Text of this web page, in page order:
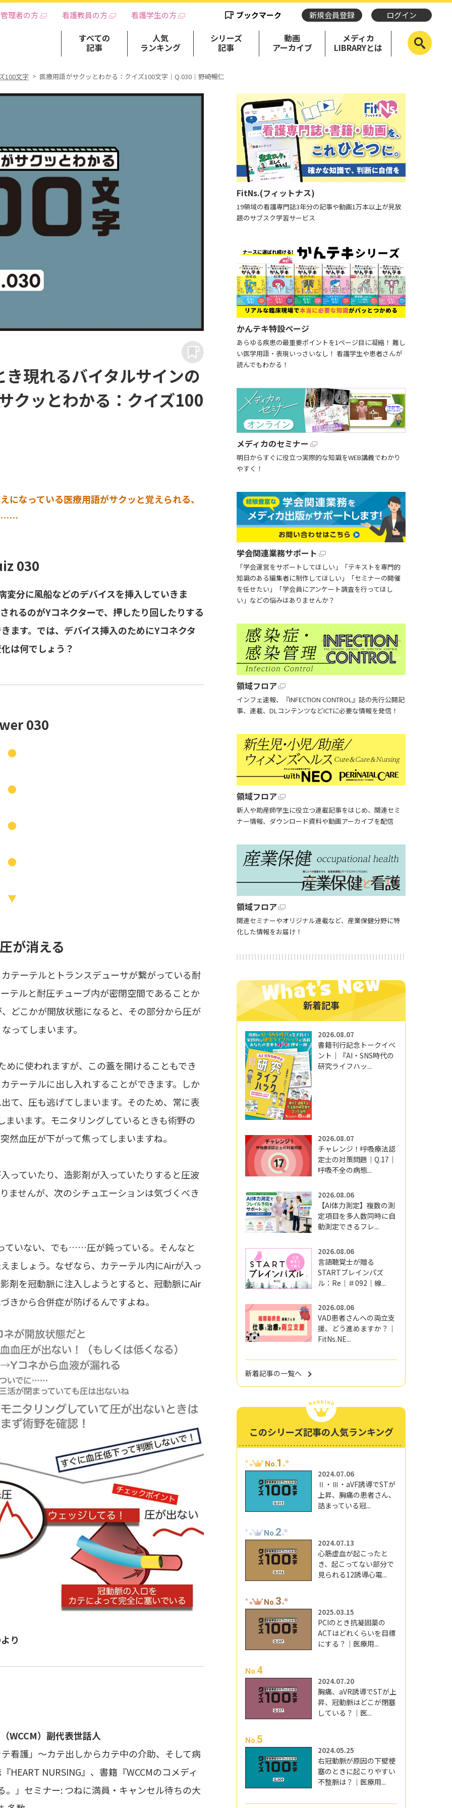
理者の方 看護教員の方 看護学生の方 ブックマーク 新規会員登録 ログイン
すべての
記事
人気
ランキング
シリーズ
記事
動画
アーカイブ
メディカ
LIBRARYとは
100文字 医療用語がサクッとわかる：クイズ100文字｜Q.030｜野崎暢仁
現れるバイタルサインの
クッとわかる：クイズ100
なっている医療用語がサクッと覚えられる、
……
030
分に風船などのデバイスを挿入していきま
れるのがYコネクターで、押したり回したりする
ます。では、デバイス挿入のためにYコネクタ
は何でしょう？
030
●
●
●
●
▼
が消える
テーテルとトランスデューサが繋がっている耐
テルと耐圧チューブ内が密閉空間であることか
どこかが開放状態になると、その部分から圧が
ってしまいます。
に使われますが、この蓋を開けることもでき
テーテルに出し入れすることができます。しか
て、圧も逃げてしまいます。そのため、常に表
います。モニタリングしているときも術野の
然血圧が下がって焦ってしまいますね。
っていたり、造影剤が入っていたりすると圧波
ませんが、次のシチュエーションは気づくべき
ていない、でも……圧が鈍っている。そんなと
ましょう。なぜなら、カテーテル内にAirが入っ
剤を冠動脈に注入しようとすると、冠動脈にAir
きから合併症が防げるんですよね。
り
WCCM）副代表世話人
看護」～カテ出しからカテ中の介助、そして病
NURSING』、書籍『WCCMのコメディ
」セミナー: つねに満員・キャンセル待ちの大
FitNs.(フィットナス)
19領域の看護専門誌3年分の記事や動画1万本以上が見放
題のサブスク学習サービス
かんテキ特設ページ
あらゆる疾患の最重要ポイントを1ページ目に凝縮！ 難し
い医学用語・表現いっさいなし！ 看護学生や患者さんが
読んでもわかる！
メディカのセミナー
明日からすぐに役立つ実際的な知識をWEB講義でわかり
やすく！
学会関連業務サポート
「学会運営をサポートしてほしい」「テキストを専門的
知識のある編集者に制作してほしい」「セミナーの開催
を任せたい」「学会員にアンケート調査を行ってほし
い」などの悩みはありませんか？
領域フロア
インフェ速報、『INFECTION CONTROL』誌の先行公開記
事、連載、DLコンテンツなどICTに必要な情報を発信！
領域フロア
新人や助産師学生に役立つ連載記事をはじめ、関連セミ
ナー情報、ダウンロード資料や動画アーカイブを配信
領域フロア
関連セミナーやオリジナル連載など、産業保健分野に特
化した情報をお届け！
新着記事
2026.08.07
書籍刊行記念トークイベ
ント｜『AI・SNS時代の
研究ライフハッ...
2026.08.07
チャレンジ！呼吸療法認
定士の対策問題｜Q.17｜
呼吸不全の病態...
2026.08.06
【AI体力測定】複数の測
定項目を多人数同時に自
動測定できるフレ...
2026.08.06
言語聴覚士が贈る
STARTブレインパズ
ル：Re｜＃092｜線...
2026.08.06
VAD患者さんへの両立支
援、どう進めますか？｜
FitNs.NE...
新着記事の一覧へ
このシリーズ記事の人気ランキング
No.1
2024.07.06
Ⅱ・Ⅲ・aVF誘導でSTが
上昇、胸痛の患者さん、
詰まっている冠...
No.2
2024.07.13
心筋虚血が起こったと
き、起こってない部分で
見られる12誘導心電...
No.3
2025.03.15
PCIのとき抗凝固薬の
ACTはどれくらいを目標
にする？｜医療用...
No.4
2024.07.20
胸痛、aVR誘導でSTが上
昇、冠動脈はどこが閉塞
している？｜医...
No.5
2024.05.25
右冠動脈が原因の下壁梗
塞のときに起こりやすい
不整脈は？｜医療用...